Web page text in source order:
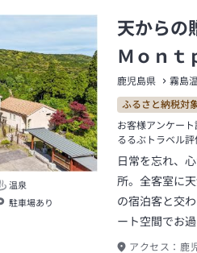
温泉
駐車場あり
天からの
Ｍｏｎｔ
鹿児島県 霧島
ふるさと納税対
お客様アンケート
るるぶトラベル評
日常を忘れ、
所。全客室に
の宿泊客と交
ート空間でお
アクセス： 鹿